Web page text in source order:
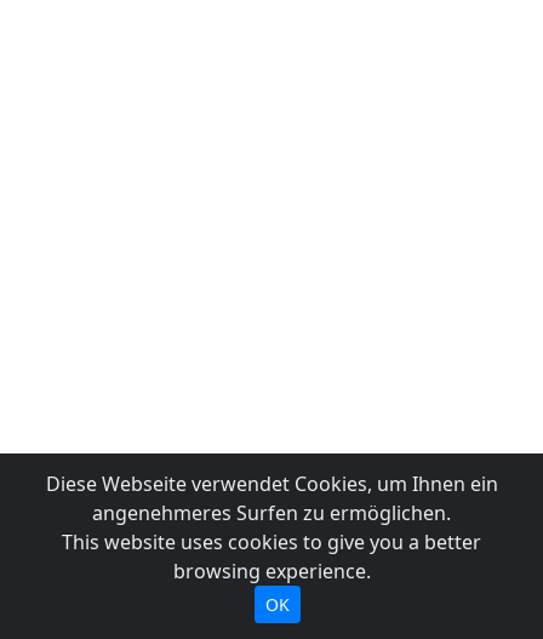
Diese Webseite verwendet Cookies, um Ihnen ein
angenehmeres Surfen zu ermöglichen.
This website uses cookies to give you a better
browsing experience.
OK